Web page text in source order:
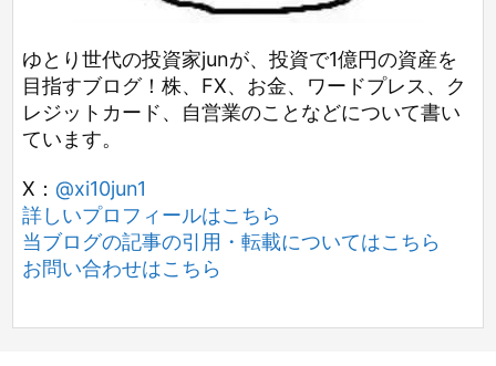
ゆとり世代の投資家junが、投資で1億円の資産を
目指すブログ！株、FX、お金、ワードプレス、ク
レジットカード、自営業のことなどについて書い
ています。
X： @xi10jun1
詳しいプロフィールはこちら
当ブログの記事の引用・転載についてはこちら
お問い合わせはこちら